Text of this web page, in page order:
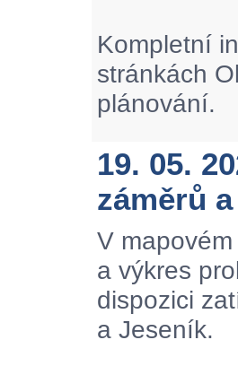
Kompletní
stránkách
plánování.
19. 05.
záměrů
V
a výkres
dispozici
a Jeseník.